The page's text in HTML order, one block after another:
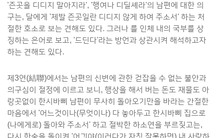
'즌곳을 디디지 말아지라', '행여나 디딜셰라'의 남편에 대한 의
구는, 달에게 '제발 즌곳일란 디디지 않게 하여 주소서' 하는 처
절한 호소로 보는 견해도 있다. 그러나 를 인체 내의 국부를 상
징하는 은어로 보고, '드딘다'라는 방언과 상관시켜 해석하고자
하는 견해도 있다.
제3연(結聯)에서는 남편의 신변에 관한 걷잡을 수 없는 불안과
의구심이 절정에 이르고 보니, 행상을 해서 버는 돈도 재물도 아
랑곳없이 한시바삐 남편이 무사히 돌아오기만을 바라는 간절한
마음에서 '어느것이나(무엇이나) 다 놓아두고 한시바삐 집으로
(나에게로) 돌아와 주소서' 하고 절박한 하소연을 부르짖고는,